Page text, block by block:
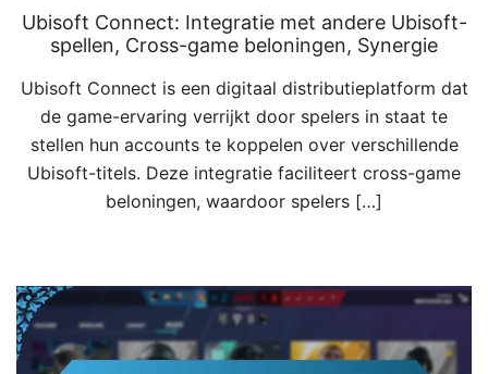
Ubisoft Connect: Integratie met andere Ubisoft-
spellen, Cross-game beloningen, Synergie
Ubisoft Connect is een digitaal distributieplatform dat
de game-ervaring verrijkt door spelers in staat te
stellen hun accounts te koppelen over verschillende
Ubisoft-titels. Deze integratie faciliteert cross-game
beloningen, waardoor spelers […]